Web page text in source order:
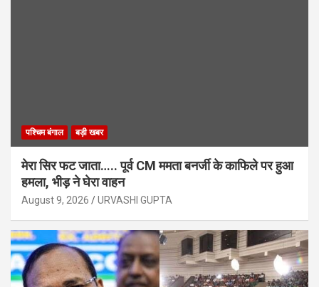
पश्चिम बंगाल बड़ी खबर
मेरा सिर फट जाता….. पूर्व CM ममता बनर्जी के काफिले पर हुआ
हमला, भीड़ ने घेरा वाहन
August 9, 2026 URVASHI GUPTA